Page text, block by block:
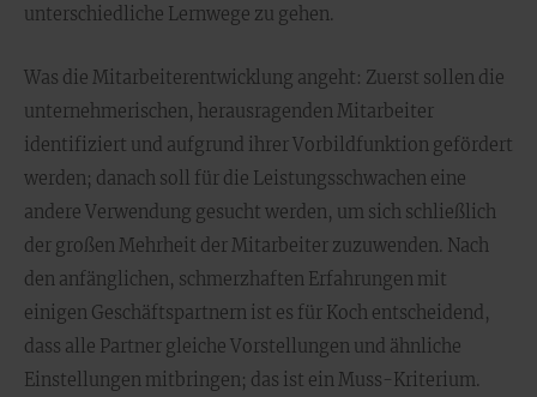
unterschiedliche Lernwege zu gehen.
Was die Mitarbeiterentwicklung angeht: Zuerst sollen die
unternehmerischen, herausragenden Mitarbeiter
identifiziert und aufgrund ihrer Vorbildfunktion gefördert
werden; danach soll für die Leistungsschwachen eine
andere Verwendung gesucht werden, um sich schließlich
der großen Mehrheit der Mitarbeiter zuzuwenden. Nach
den anfänglichen, schmerzhaften Erfahrungen mit
einigen Geschäftspartnern ist es für Koch entscheidend,
dass alle Partner gleiche Vorstellungen und ähnliche
Einstellungen mitbringen; das ist ein Muss-Kriterium.